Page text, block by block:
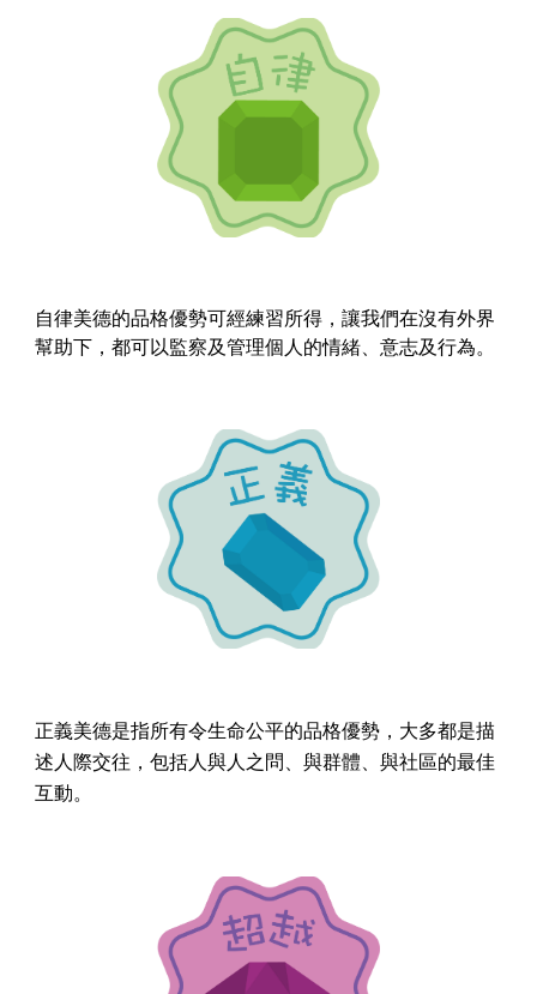
自律美德的品格優勢可經練習所得，讓我們在沒有外界
幫助下，都可以監察及管理個人的情緒、意志及行為。
正義美德是指所有令生命公平的品格優勢，大多都是描
述人際交往，包括人與人之問、與群體、與社區的最佳
互動。